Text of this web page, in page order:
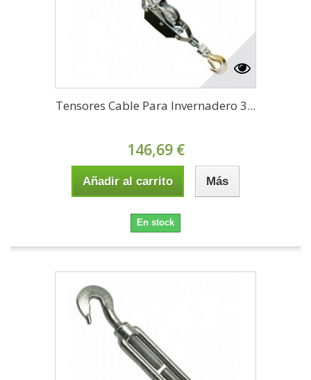
Tensores Cable Para Invernadero 3...
146,69 €
Añadir al carrito Más
En stock